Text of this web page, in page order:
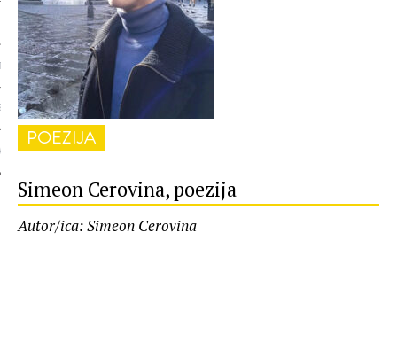
POEZIJA
Simeon Cerovina, poezija
Autor/ica: Simeon Cerovina